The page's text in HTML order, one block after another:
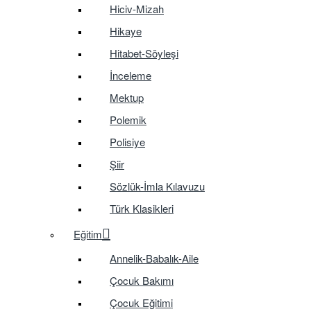
Hiciv-Mizah
Hikaye
Hitabet-Söyleşi
İnceleme
Mektup
Polemik
Polisiye
Şiir
Sözlük-İmla Kılavuzu
Türk Klasikleri
Eğitim
Annelik-Babalık-Aile
Çocuk Bakımı
Çocuk Eğitimi